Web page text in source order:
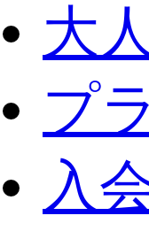
大
プ
入